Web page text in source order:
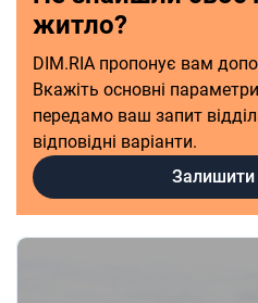
житло?
DIM.RIA пропонує вам
Вкажіть основні
передамо ваш запит
відповідні варіанти.
Залишити